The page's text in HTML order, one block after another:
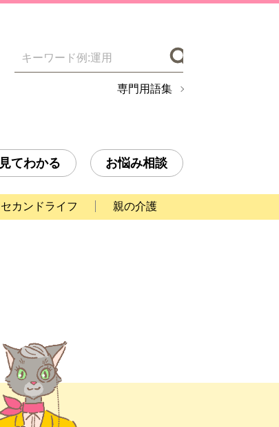
専門用語集
見てわかる お悩み相談
セカンドライフ 親の介護